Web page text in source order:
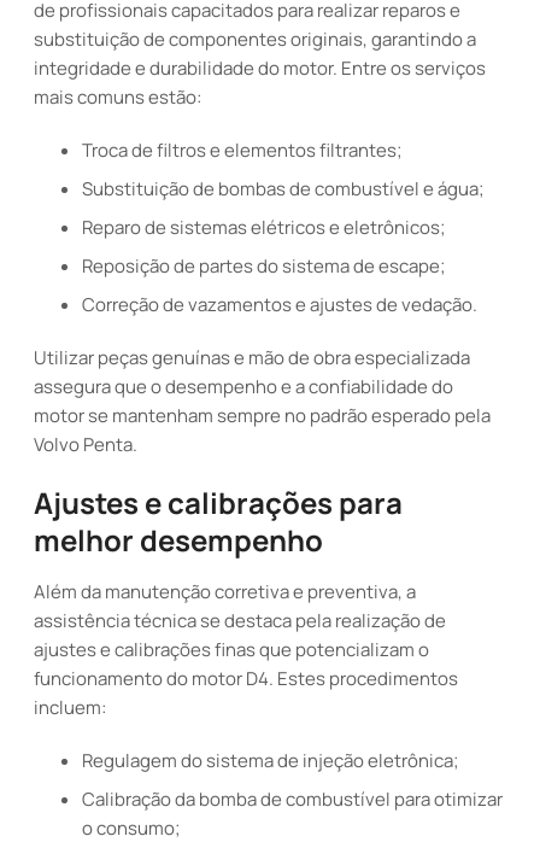
de profissionais capacitados para realizar reparos e
substituição de componentes originais, garantindo a
integridade e durabilidade do motor. Entre os serviços
mais comuns estão:
Troca de filtros e elementos filtrantes;
Substituição de bombas de combustível e água;
Reparo de sistemas elétricos e eletrônicos;
Reposição de partes do sistema de escape;
Correção de vazamentos e ajustes de vedação.
Utilizar peças genuínas e mão de obra especializada
assegura que o desempenho e a confiabilidade do
motor se mantenham sempre no padrão esperado pela
Volvo Penta.
Ajustes e calibrações para
melhor desempenho
Além da manutenção corretiva e preventiva, a
assistência técnica se destaca pela realização de
ajustes e calibrações finas que potencializam o
funcionamento do motor D4. Estes procedimentos
incluem:
Regulagem do sistema de injeção eletrônica;
Calibração da bomba de combustível para otimizar
o consumo;